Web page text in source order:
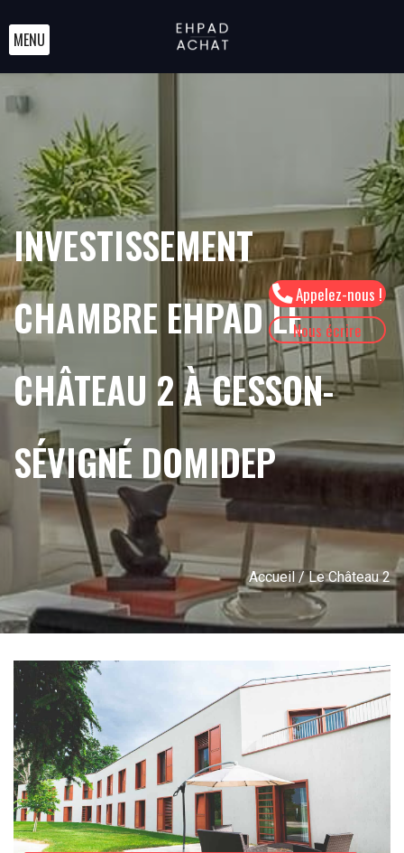
Appelez-nous !
Nous écrire
MENU
INVESTISSEMENT
CHAMBRE EHPAD LE
CHÂTEAU 2 À CESSON-
SÉVIGNÉ DOMIDEP
Accueil/ Le Château 2